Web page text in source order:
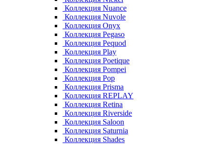
Коллекция Nuance
Коллекция Nuvole
Коллекция Onyx
Коллекция Pegaso
Коллекция Pequod
Коллекция Play
Коллекция Poetique
Коллекция Pompei
Коллекция Pop
Коллекция Prisma
Коллекция REPLAY
Коллекция Retina
Коллекция Riverside
Коллекция Saloon
Коллекция Saturnia
Коллекция Shades